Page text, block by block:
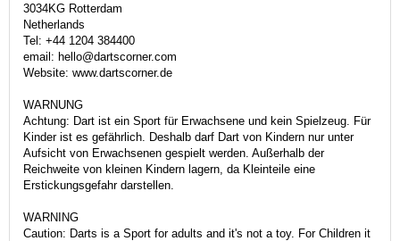
3034KG Rotterdam
Netherlands
Tel: +44 1204 384400
email: hello@dartscorner.com
Website: www.dartscorner.de
WARNUNG
Achtung: Dart ist ein Sport für Erwachsene und kein Spielzeug. Für
Kinder ist es gefährlich. Deshalb darf Dart von Kindern nur unter
Aufsicht von Erwachsenen gespielt werden. Außerhalb der
Reichweite von kleinen Kindern lagern, da Kleinteile eine
Erstickungsgefahr darstellen.
WARNING
Caution: Darts is a Sport for adults and it's not a toy. For Children it